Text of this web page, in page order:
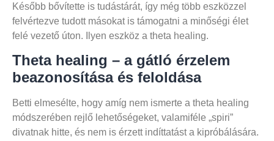
Később bővítette is tudástárát, így még több eszközzel
felvértezve tudott másokat is támogatni a minőségi élet
felé vezető úton. Ilyen eszköz a theta healing.
Theta healing – a gátló érzelem
beazonosítása és feloldása
Betti elmesélte, hogy amíg nem ismerte a theta healing
módszerében rejlő lehetőségeket, valamiféle „spiri”
divatnak hitte, és nem is érzett indíttatást a kipróbálására.